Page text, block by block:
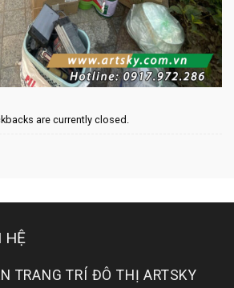
are currently closed.
HỆ
TRANG TRÍ ĐÔ THỊ ARTSKY